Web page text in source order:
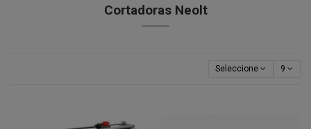
Cortadoras Neolt
Seleccione 9